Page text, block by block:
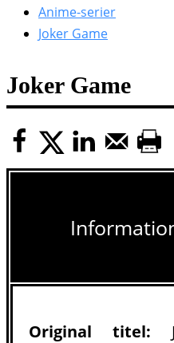
Anime-serier
Joker Game
Joker Game
Original titel: